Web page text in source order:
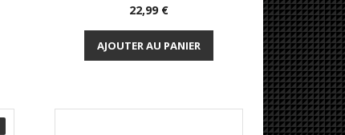
Aperçu rapide
Prix
22,99 €
AJOUTER AU PANIER